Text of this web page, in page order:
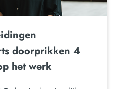
doorprikken 4
het werk